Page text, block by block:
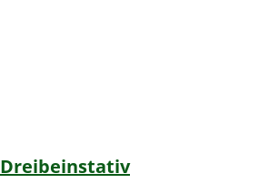
Dreibeinstativ